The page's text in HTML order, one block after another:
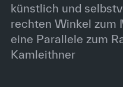
künstlich und
rechten Winkel zum
eine Parallele zum
Kamleithner